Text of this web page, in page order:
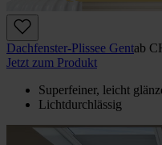
Dachfenster-Plissee Gentab
Jetzt zum Produkt
Superfeiner, leicht
Lichtdurchlässig